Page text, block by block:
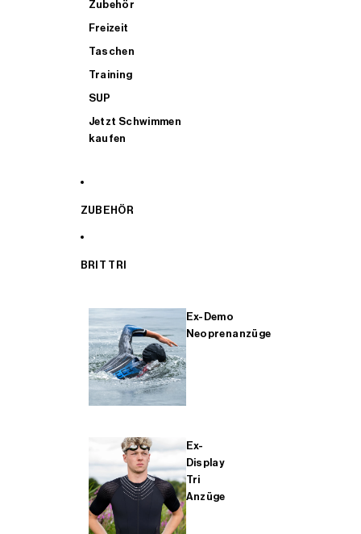
Zubehör
Freizeit
Taschen
Training
SUP
Jetzt Schwimmen
kaufen
ZUBEHÖR
BRIT TRI
Ex-Demo
Neoprenanzüge
Ex-
Display
Tri
Anzüge